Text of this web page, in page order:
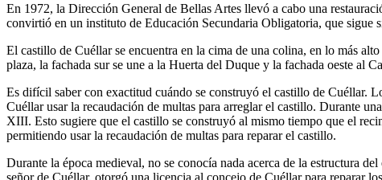
En 1972, la Dirección General de Bellas Artes llevó a cabo una
convirtió en un instituto de Educación Secundaria Obligatoria, que sigue
El castillo de Cuéllar se encuentra en la cima de una colina, en lo más
plaza, la fachada sur se une a la Huerta del Duque y la fachada oeste al
Es difícil saber con exactitud cuándo se construyó el castillo de Cuéllar.
Cuéllar usar la recaudación de multas para arreglar el castillo. Durante
XIII. Esto sugiere que el castillo se construyó al mismo tiempo que el
permitiendo usar la recaudación de multas para reparar el castillo.
Durante la época medieval, no se conocía nada acerca de la estructura
señor de Cuéllar, otorgó una licencia al concejo de Cuéllar para reparar